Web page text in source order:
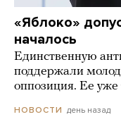
«Яблоко»
началось
Единственную
поддержали
оппозиция. Ее уже
НОВОСТИ день назад